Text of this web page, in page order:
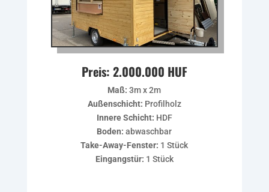
Preis: 2.000.000 HUF
Maß: 3m x 2m
Außenschicht: Profilholz
Innere Schicht: HDF
Boden: abwaschbar
Take-Away-Fenster: 1 Stück
Eingangstür: 1 Stück